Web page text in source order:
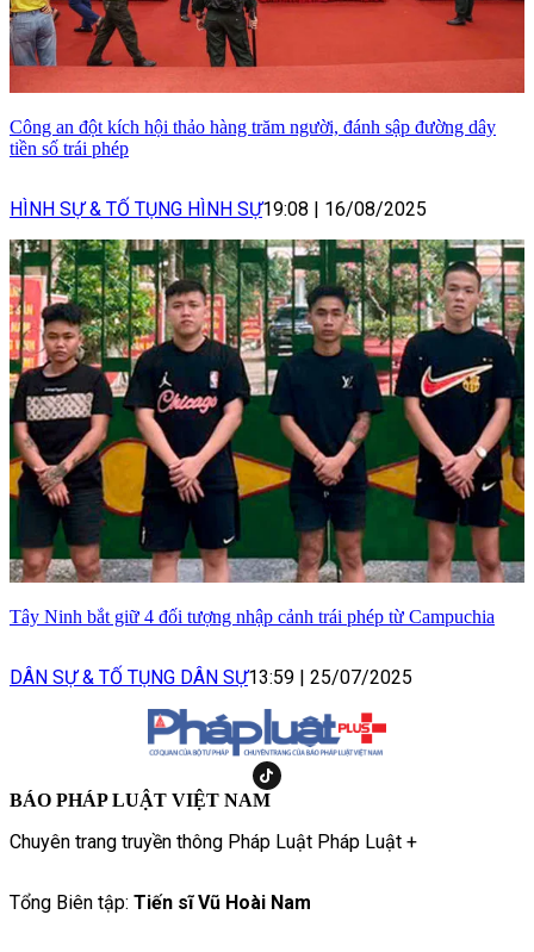
Công an đột kích hội thảo hàng trăm người, đánh sập đường dây
tiền số trái phép
HÌNH SỰ & TỐ TỤNG HÌNH SỰ19:08 | 16/08/2025
Tây Ninh bắt giữ 4 đối tượng nhập cảnh trái phép từ Campuchia
DÂN SỰ & TỐ TỤNG DÂN SỰ13:59 | 25/07/2025
BÁO PHÁP LUẬT VIỆT NAM
Chuyên trang truyền thông Pháp Luật Pháp Luật +
Tổng Biên tập: Tiến sĩ Vũ Hoài Nam